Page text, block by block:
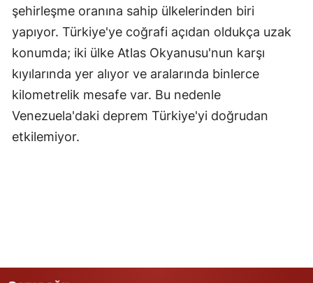
Kırıkkale
Batman
Şırnak
Bartın
şehirleşme oranına sahip ülkelerinden biri
yapıyor. Türkiye'ye coğrafi açıdan oldukça uzak
konumda; iki ülke Atlas Okyanusu'nun karşı
kıyılarında yer alıyor ve aralarında binlerce
kilometrelik mesafe var. Bu nedenle
Venezuela'daki deprem Türkiye'yi doğrudan
etkilemiyor.